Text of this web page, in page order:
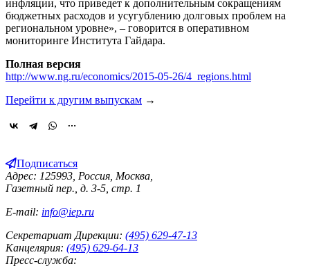
инфляции, что приведет к дополнительным сокращениям
бюджетных расходов и усугублению долговых проблем на
региональном уровне», – говорится в оперативном
мониторинге Института Гайдара.
Полная версия
http://www.ng.ru/economics/2015-05-26/4_regions.html
Перейти к другим выпускам →
Подписаться
Адрес: 125993, Россия, Москва,
Газетный пер., д. 3-5, стр. 1
E-mail: info@iep.ru
Секретариат Дирекции: (495) 629-47-13
Канцелярия: (495) 629-64-13
Пресс-служба: